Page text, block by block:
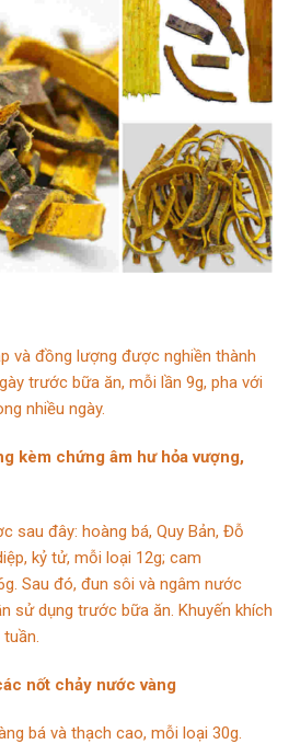
và đồng lượng được nghiền thành
trước bữa ăn, mỗi lần 9g, pha với
nhiều ngày.
kèm chứng âm hư hỏa vượng,
sau đây: hoàng bá, Quy Bản, Đỗ
kỷ tử, mỗi loại 12g; cam
Sau đó, đun sôi và ngâm nước
sử dụng trước bữa ăn. Khuyến khích
nốt chảy nước vàng
bá và thạch cao, mỗi loại 30g.